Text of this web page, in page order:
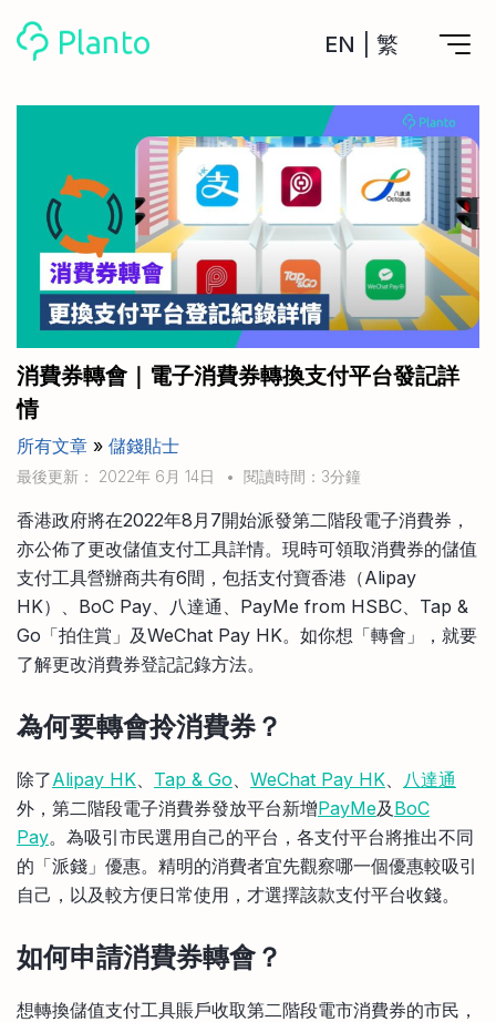
EN 繁
計劃買樓
計劃買樓第一步
全功能記賬
管理及分析所有戶口
管理MPF戶口
一次過管理所有強積金戶口
申請清卡數/私人貸款
CreFIT x Planto推廣優惠
工具
私人貸款
年利率/APR/年息比較
投資戶口 (美股)
比較最抵美股投資戶口
投資戶口 (港股)
比較最抵港股投資戶口
月供股票計劃
比較最抵月供計劃戶口
比較定存利率
信用卡
比較各種最優惠信用卡
關於我們
Academy
Marketplace
其他網站
手機App與理財資訊
商業解決方案
企業服務
消費券轉會｜電子消費券轉換支付平台發記詳
情
所有文章 » 儲錢貼士
最後更新： 2022年 6月 14日 • 閱讀時間：3分鐘
香港政府將在2022年8月7開始派發第二階段電子消費券，
亦公佈了更改儲值支付工具詳情。現時可領取消費券的儲值
支付工具營辦商共有6間，包括支付寶香港（Alipay
HK）、BoC Pay、八達通、PayMe from HSBC、Tap &
Go「拍住賞」及WeChat Pay HK。如你想「轉會」，就要
了解更改消費券登記記錄方法。
為何要轉會拎消費券？
除了Alipay HK Tap & Go WeChat Pay HK
八達通
外，第二階段電子消費券發放平台新增PayMe及 BoC
Pay。為吸引市民選用自己的平台，各支付平台將推出不同
的「派錢」優惠。精明的消費者宜先觀察哪一個優惠較吸引
自己，以及較方便日常使用，才選擇該款支付平台收錢。
如何申請消費券轉會？
想轉換儲值支付工具賬戶收取第二階段電市消費券的市民，